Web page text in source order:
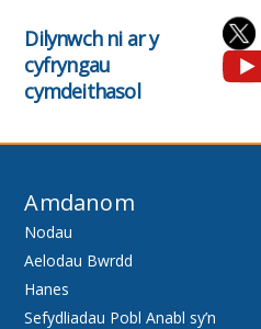
Dilynwch ni ar y
cyfryngau
cymdeithasol
Amdanom
Nodau
Aelodau Bwrdd
Hanes
Sefydliadau Pobl Anabl sy’n